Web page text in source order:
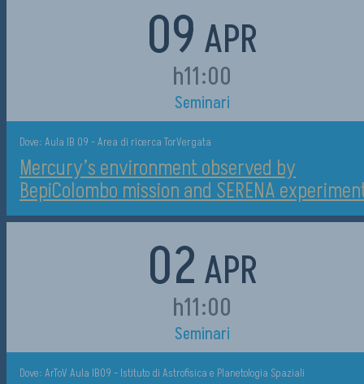
09 APR
h11:00
Seminari
Dove: Aula IB 09 - Area di ricerca TorVergata
Mercury’s environment observed by
BepiColombo mission and SERENA
02APR
h11:00
Seminari
Dove: ArToV Aula IB09 - Istituto di Astrofisica e Planetologia Spaziali